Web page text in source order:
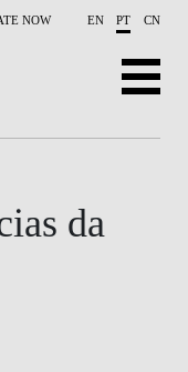
NOW EN PT CN
da